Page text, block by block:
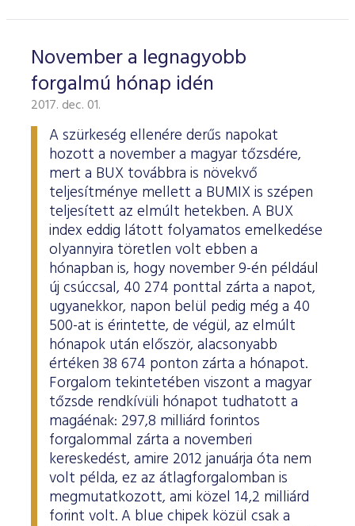
November a legnagyobb
forgalmú hónap idén
2017. dec. 01.
A szürkeség ellenére derűs napokat
hozott a november a magyar tőzsdére,
mert a BUX továbbra is növekvő
teljesítménye mellett a BUMIX is szépen
teljesített az elmúlt hetekben. A BUX
index eddig látott folyamatos emelkedése
olyannyira töretlen volt ebben a
hónapban is, hogy november 9-én például
új csúccsal, 40 274 ponttal zárta a napot,
ugyanekkor, napon belül pedig még a 40
500-at is érintette, de végül, az elmúlt
hónapok után először, alacsonyabb
értéken 38 674 ponton zárta a hónapot.
Forgalom tekintetében viszont a magyar
tőzsde rendkívüli hónapot tudhatott a
magáénak: 297,8 milliárd forintos
forgalommal zárta a novemberi
kereskedést, amire 2012 januárja óta nem
volt példa, ez az átlagforgalomban is
megmutatkozott, ami közel 14,2 milliárd
forint volt. A blue chipek közül csak a